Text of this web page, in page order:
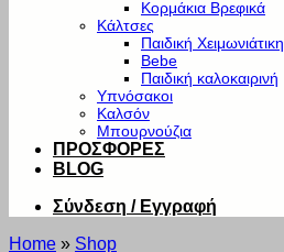
Κορμάκια Βρεφικά
Κάλτσες
Παιδική Χειμωνιάτικη
Bebe
Παιδική καλοκαιρινή
Υπνόσακοι
Καλσόν
Μπουρνούζια
ΠΡΟΣΦΟΡΕΣ
BLOG
Σύνδεση / Εγγραφή
Home » Shop